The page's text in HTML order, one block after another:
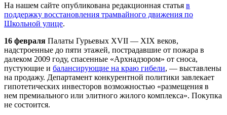
На нашем сайте опубликована редакционная статья в
поддержку восстановления трамвайного движения по
Школьной улице.
16 февраля Палаты Гурьевых XVII — XIX веков,
надстроенные до пяти этажей, пострадавшие от пожара в
далеком 2009 году, спасенные «Архнадзором» от сноса,
пустующие и балансирующие на краю гибели, — выставлены
на продажу. Департамент конкурентной политики завлекает
гипотетических инвесторов возможностью «размещения в
нем премиального или элитного жилого комплекса». Покупка
не состоится.